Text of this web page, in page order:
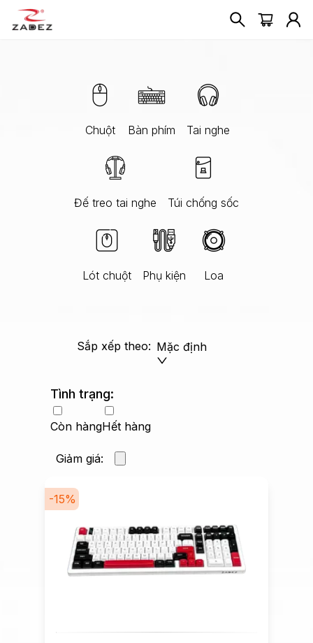
Chuột Bàn phím Tai nghe
Đế treo tai nghe Túi chống sốc
Lót chuột Phụ kiện Loa
Sắp xếp theo: Mặc định
Tình trạng:
Còn hàngHết hàng
Giảm giá:
-15%